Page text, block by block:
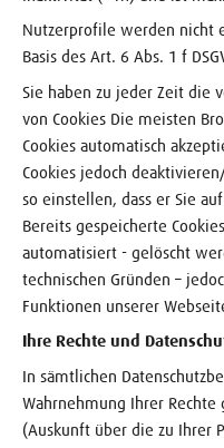
Nutzerprofile werden nicht
Basis des Art. 6 Abs. 1 f
Sie haben zu jeder Zeit die
von Cookies Die meisten
Cookies automatisch
Cookies jedoch
so einstellen, dass er Sie
Bereits gespeicherte
automatisiert - gelöscht
technischen Gründen –
Funktionen unserer
Ihre Rechte und
In sämtlichen
Wahrnehmung Ihrer Rechte
(Auskunft über die zu Ihrer